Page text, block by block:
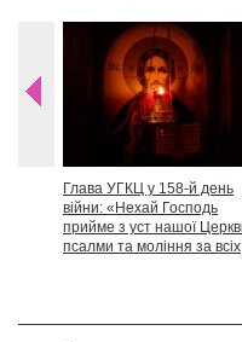
Глава УГКЦ у 158-й день
війни: «Нехай Господь
прийме з уст нашої
псалми та моління за всіх